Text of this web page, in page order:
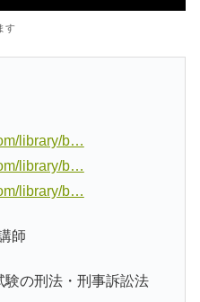
す
library/b…
library/b…
library/b…
師
の刑法・刑事訴訟法